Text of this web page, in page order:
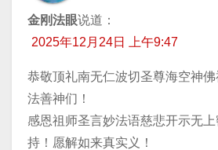
金刚法眼说道：
2025年12月24日 上午9:47
恭敬顶礼南无仁波切圣尊海空神
法善神们！
感恩祖师圣言妙法语慈悲开示无
持！愿解如来真实义！